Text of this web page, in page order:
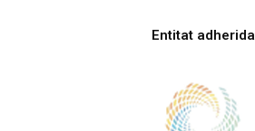
Entitat adherida